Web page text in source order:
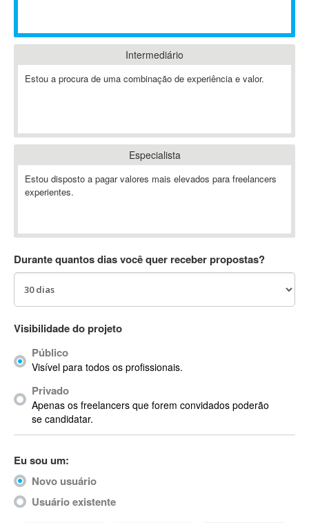
ABAP
Abaqus
ABBYY FineReader
Ableton
Ableton Push
Abstract
AC3
ACID Pro
ACPI
Acrobat
Acrobat X
Acronis
ACT
Actimize
ActionScript
ActionScript 3
Intermediário
Estou a procura de uma combinação de experiência e valor.
Especialista
Estou disposto a pagar valores mais elevados para freelancers
experientes.
Durante quantos dias você quer receber propostas?
Visibilidade do projeto
Público
Visível para todos os profissionais.
Privado
Apenas os freelancers que forem convidados poderão
se candidatar.
Eu sou um:
Novo usuário
Usuário existente